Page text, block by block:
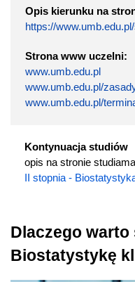
Opis kierunku na
https://
Strona www uczelni:
www.umb.edu.pl
www.umb.edu.pl/
www.umb.edu.pl/
Kontynuacja studiów
opis na stronie
II stopnia -
Dlaczego
Biostatystykę